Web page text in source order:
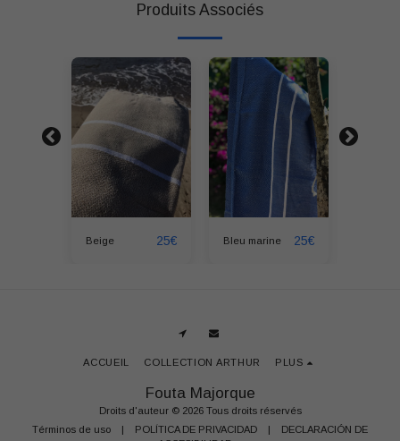
Produits Associés
Beige 25€ Bleu marine 25€
Fouta Majorque
Droits d'auteur © 2026 Tous droits réservés
Términos de uso | POLÍTICA DE PRIVACIDAD | DECLARACIÓN DE
ACCUEIL COLLECTION ARTHUR PLUS